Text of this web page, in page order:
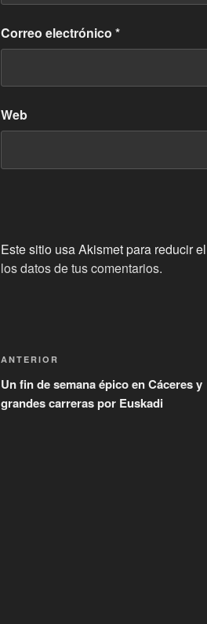
Correo electrónico *
Web
Este sitio usa Akismet para reducir
los datos de tus comentarios.
Navegación
de
entradas
Entrada
anterior:
ANTERIOR
Un fin de semana épico en Cáceres y
grandes carreras por Euskadi